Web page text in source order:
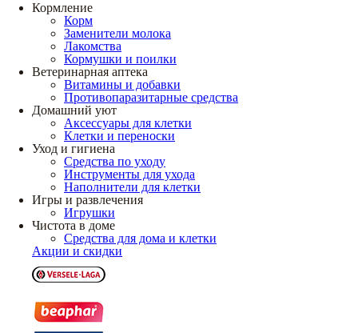
Кормление
Корм
Заменители молока
Лакомства
Кормушки и поилки
Ветеринарная аптека
Витамины и добавки
Противопаразитарные средства
Домашний уют
Аксессуары для клетки
Клетки и переноски
Уход и гигиена
Средства по уходу
Инструменты для ухода
Наполнители для клетки
Игры и развлечения
Игрушки
Чистота в доме
Средства для дома и клетки
Акции и скидки